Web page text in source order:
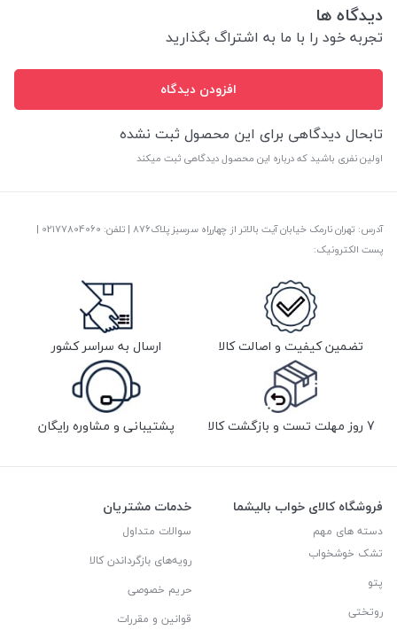
دیدگاه ها
تجربه خود را با ما به اشتراگ بگذارید
افزودن دیدگاه
تابحال دیدگاهی برای این محصول ثبت نشده
اولین نفری باشید که درباره این محصول دیدگاهی ثبت میکند
آدرس: تهران نارمک خیابان آیت بالاتر از چهارراه سرسبز پلاک876 | تلفن: ‎02177804060 |
پست الکترونیک:
تضمین کیفیت و اصالت کالا ارسال به سراسر کشور
7 روز مهلت تست و بازگشت کالا پشتیبانی و مشاوره رایگان
فروشگاه کالای خواب بالیشما
دسته های مهم
تشک خوشخواب
پتو
روتختی
خدمات مشتریان
سوالات متداول
رویه‌های بازگرداندن کالا
حریم خصوصی
قوانین و مقررات